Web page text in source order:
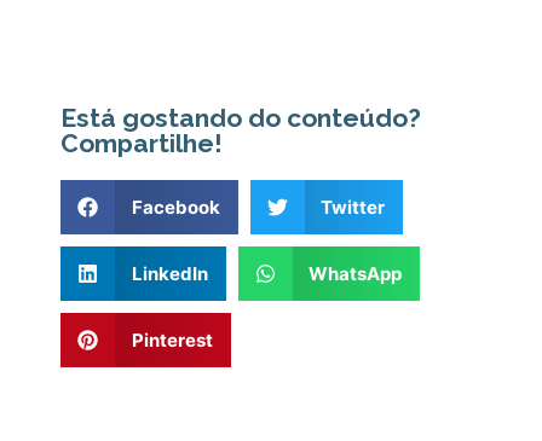
Está gostando do conteúdo?
Compartilhe!
Facebook Twitter
LinkedIn WhatsApp
Pinterest